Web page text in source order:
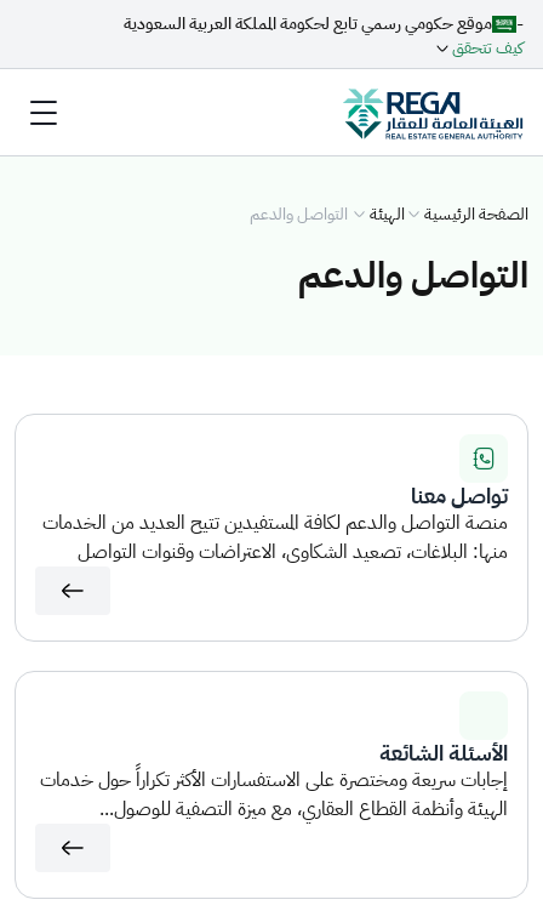
-
موقع حكومي رسمي تابع لحكومة المملكة العربية السعودية
كيف تتحقق
الصفحة الرئيسية الهيئة التواصل والدعم
التواصل والدعم
تواصل معنا
منصة التواصل والدعم لكافة المستفيدين تتيح العديد من الخدمات
منها: البلاغات، تصعيد الشكاوى، الاعتراضات وقنوات التواصل
الأسئلة الشائعة
إجابات سريعة ومختصرة على الاستفسارات الأكثر تكراراً حول خدمات
الهيئة وأنظمة القطاع العقاري، مع ميزة التصفية للوصول...